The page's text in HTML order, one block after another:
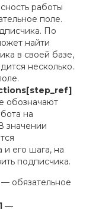
работы
поле.
По
найти
в своей базе,
несколько.
обозначают
на
значении
его шага, на
подписчика.
обязательное
—